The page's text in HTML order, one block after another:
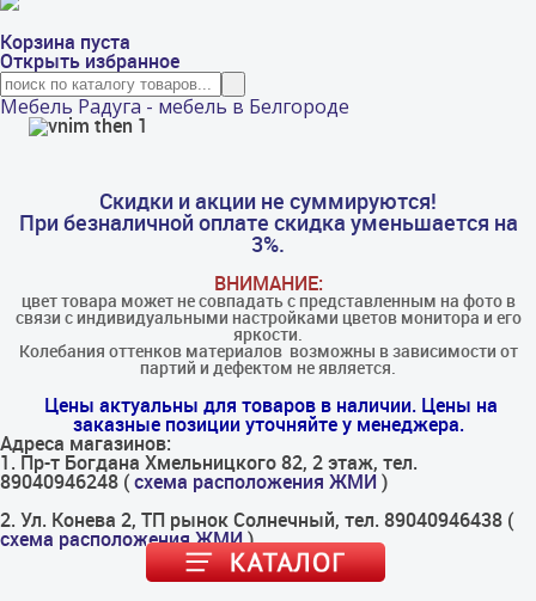
Корзина пуста
Открыть избранное
Мебель Радуга - мебель в Белгороде
Скидки и акции не суммируются!
При безналичной оплате скидка уменьшается на
3%.
ВНИМАНИЕ:
цвет товара может не совпадать с представленным на фото в
связи с индивидуальными настройками цветов монитора и его
яркости.
Колебания оттенков материалов​ ​ возможны в зависимости от
партий и дефектом не является.
Цены актуальны для товаров в наличии. Цены на
заказные позиции уточняйте у менеджера.
Адреса магазинов:
1. Пр-т Богдана Хмельницкого 82, 2 этаж, тел.
89040946248 ( схема расположения ЖМИ )
2. Ул. Конева 2, ТП рынок Солнечный, тел. 89040946438 (
схема расположения ЖМИ)